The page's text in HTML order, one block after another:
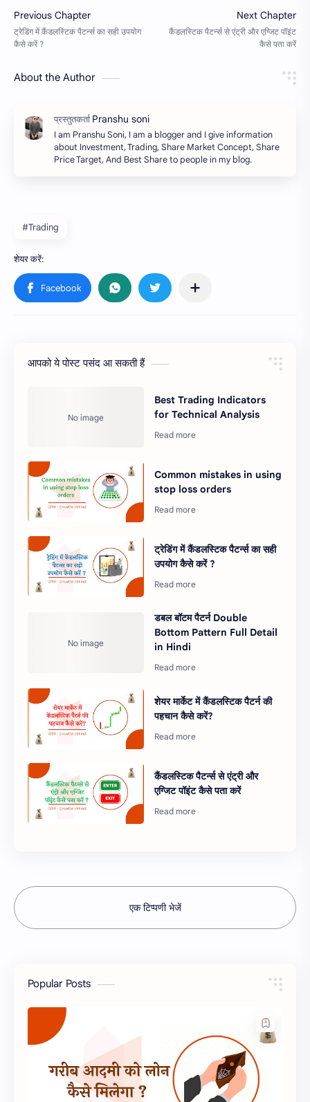
About the Author
I am Pranshu Soni, I am a blogger and I give information
about Investment, Trading, Share Market Concept, Share
Price Target, And Best Share to people in my blog.
#Trading
आपको ये पोस्ट पसंद आ सकती हैं
Best Trading Indicators
for Technical Analysis
Common mistakes in using
stop loss orders
ट्रेडिंग में कैंडलस्टिक पैटर्न्स का सही
उपयोग कैसे करें ?
डबल बॉटम पैटर्न Double
Bottom Pattern Full Detail
in Hindi
शेयर मार्केट में कैंडलस्टिक पैटर्न की
पहचान कैसे करें?
कैंडलस्टिक पैटर्न्स से एंट्री और
एग्जिट पॉइंट कैसे पता करें
एक टिप्पणी भेजें
Popular Posts